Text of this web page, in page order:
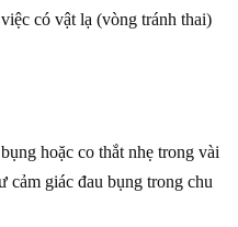
có vật lạ (vòng tránh thai)
hoặc co thắt nhẹ trong vài
cảm giác đau bụng trong chu